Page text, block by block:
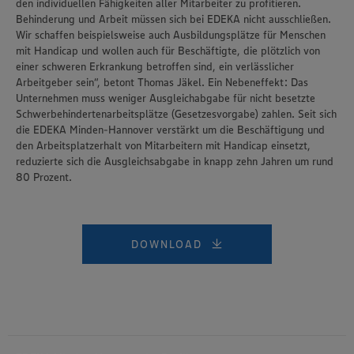
den individuellen Fähigkeiten aller Mitarbeiter zu profitieren.
Behinderung und Arbeit müssen sich bei EDEKA nicht ausschließen.
Wir schaffen beispielsweise auch Ausbildungsplätze für Menschen
mit Handicap und wollen auch für Beschäftigte, die plötzlich von
einer schweren Erkrankung betroffen sind, ein verlässlicher
Arbeitgeber sein“, betont Thomas Jäkel. Ein Nebeneffekt: Das
Unternehmen muss weniger Ausgleichabgabe für nicht besetzte
Schwerbehindertenarbeitsplätze (Gesetzesvorgabe) zahlen. Seit sich
die EDEKA Minden-Hannover verstärkt um die Beschäftigung und
den Arbeitsplatzerhalt von Mitarbeitern mit Handicap einsetzt,
reduzierte sich die Ausgleichsabgabe in knapp zehn Jahren um rund
80 Prozent.
DOWNLOAD